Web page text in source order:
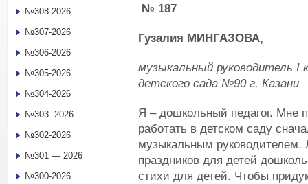
№ 187
Гузалия МИНГАЗОВА,
музыкальный руководитель I
детского сада №90 г. Казани
Я – дошкольный педагог. Мне
работать в детском саду
музыкальным
праздников для детей
стихи для детей. Чтобы
№308-2026
№307-2026
№306-2026
№305-2026
№304-2026
№303 -2026
№302-2026
№301 — 2026
№300-2026